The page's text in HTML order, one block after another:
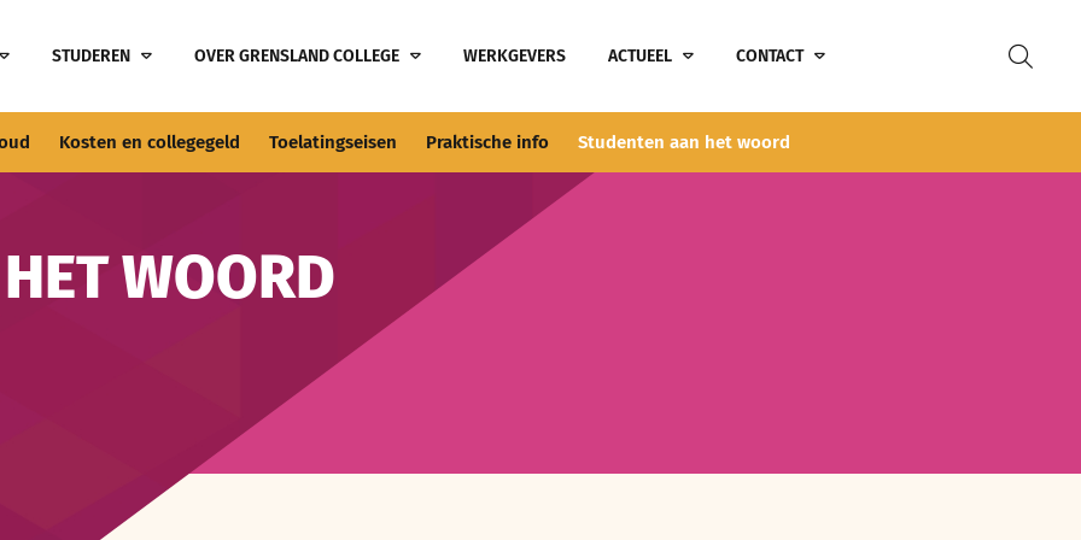
STUDEREN OVER GRENSLAND COLLEGE WERKGEVERS ACTUEEL CONTACT
WOORD
Kosten en collegegeld Toelatingseisen Praktische info Studenten aan het woord